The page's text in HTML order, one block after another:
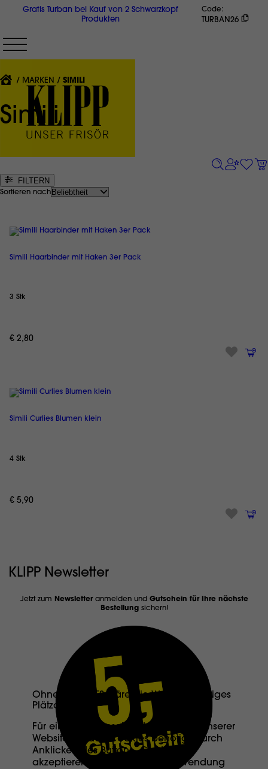
Gratis Turban bei Kauf von 2 Schwarzkopf
Produkten
Code
TURBAN26
MARKEN {'CURRENT'|T}:
SIMILI
Simili
FILTERN
Sortieren nach
Simili Haarbinder mit Haken 3er Pack
3 Stk
€ 2,80
Simili Curlies Blumen klein
4 Stk
€ 5,90
KLIPP Newsletter
Jetzt zum Newsletter anmelden und Gutschein für Ihre nächste
Bestellungsichern!
Ohne COOKIES wäre die Welt ein trauriges
Plätzchen
Für eine uneingeschränkte Nutzung unserer
Website werden Cookies benötigt. Durch
Anklicken des Buttons „Cookies
akzeptieren“ stimmst du der Verwendung